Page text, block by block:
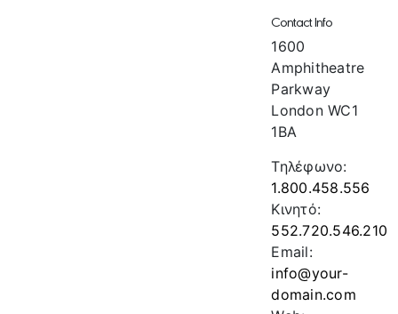
Contact Info
1600
Amphitheatre
Parkway
London WC1
1BA
Τηλέφωνο:
1.800.458.556
Κινητό:
552.720.546.210
Email:
info@your-
domain.com